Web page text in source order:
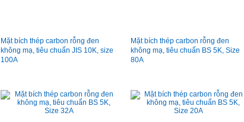
Mặt bích thép carbon rỗng đen
không mạ, tiêu chuẩn JIS 10K, size
100A
Mặt bích thép carbon rỗng đen
không mạ, tiêu chuẩn BS 5K, Size
80A